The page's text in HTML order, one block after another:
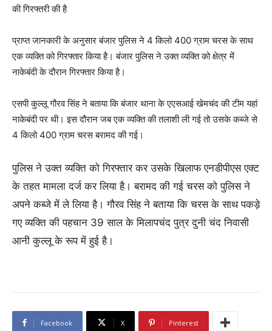
की गिरफ्तरी की है
प्राप्त जानकारी के अनुसार बंजार पुलिस ने 4 किलो 400 ग्राम चरस के साथ
एक व्यक्ति को गिरफ्तार किया है। बंजार पुलिस ने उक्त व्यक्ति को क्षेत्र में
नाकेबंदी के दौरान गिरफ्तार किया है।
एसपी कुल्लू गौरव सिंह ने बताया कि बंजार थाना के एएसआई खेमचंद की टीम यहां
नाकेबंदी पर थी। इस दौरान जब एक व्यक्ति की तलाशी ली गई तो उसके कब्जे से
4 किलो 400 ग्राम चरस बरामद की गई।
पुलिस ने उक्त व्यक्ति को गिरफ्तार कर उसके खिलाफ एनडीपीएस एक्ट
के तहत मामला दर्ज कर लिया है। बरामद की गई चरस को पुलिस ने
अपने कब्जे में ले लिया है। गौरव सिंह ने बताया कि चरस के साथ पकड़े
गए व्यक्ति की पहचान 39 साल के मिलापचंद पुत्र दुनी चंद निवासी
आनी कुल्लू के रूप में हुई है।
Facebook X Pinterest